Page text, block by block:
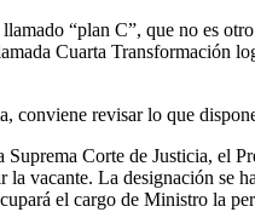
“plan C”, que no es
Cuarta Transformación
conviene revisar lo que
Corte de Justicia, el
vacante. La designación se
el cargo de Ministro la